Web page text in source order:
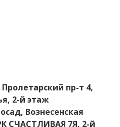
пр-т 4,
2-й этаж
Вознесенская
СЧАСТЛИВАЯ 7Я, 2-й